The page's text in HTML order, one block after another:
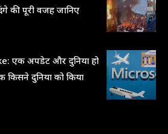
की पूरी वजह जानिए
एक अपडेट और दुनिया हो
दुनिया को किया